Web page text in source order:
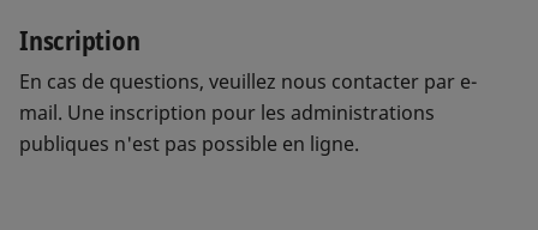
Inscription
En cas de questions, veuillez nous contacter par e-
mail. Une inscription pour les administrations
publiques n'est pas possible en ligne.